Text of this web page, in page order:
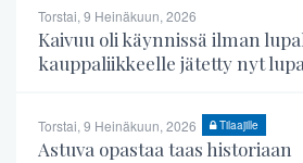
Torstai, 9 Heinäkuun, 2026
Kaivuu oli käynnissä ilman
kauppaliikkeelle jätetty nyt
Torstai, 9 Heinäkuun, 2026 Tilaajille
Astuva opastaa taas historiaan